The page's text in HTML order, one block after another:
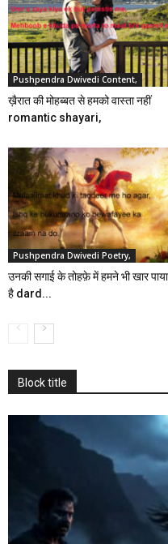
Pushpendra Dwivedi Content,
ख़ैरात की मोहब्बत से हमको वास्ता नहीं
romantic shayari,
Pushpendra Dwivedi Poetry,
उनकी सगाई के तोहफ़े में हमने भी खार पाया
है dard...
Block title